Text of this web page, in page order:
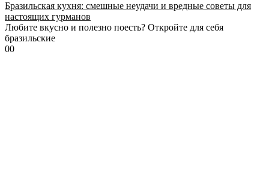
Бразильская кухня: смешные неудачи и вредные советы для
настоящих гурманов
Любите вкусно и полезно поесть? Откройте для себя
бразильские
00